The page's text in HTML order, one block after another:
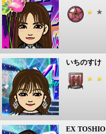
いちのすけ
EX TOSHIO